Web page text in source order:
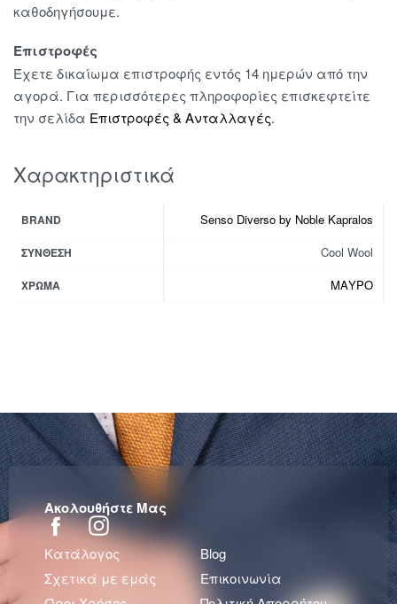
καθοδηγήσουμε.
Επιστροφές
Έχετε δικαίωμα επιστροφής εντός 14 ημερών από την
αγορά. Για περισσότερες πληροφορίες επισκεφτείτε
την σελίδα Επιστροφές & Ανταλλαγές.
Χαρακτηριστικά
BRAND Senso Diverso by Noble Kapralos
ΣΎΝΘΕΣΗ Cool Wool
ΧΡΏΜΑ ΜΑΥΡΟ
Ακολουθήστε Μας
Κατάλογος
Blog
Σχετικά με εμάς
Επικοινωνία